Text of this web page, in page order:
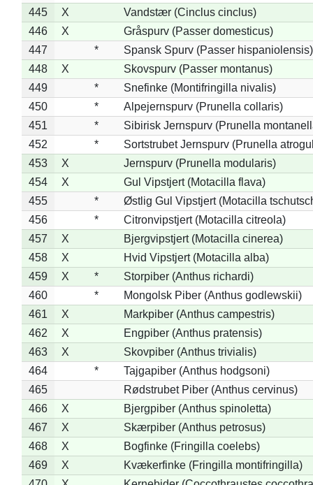
445
X
Vandstær (Cinclus cinclus)
446
X
Gråspurv (Passer domesticus)
447
*
Spansk Spurv (Passer hispaniolensis)
448
X
Skovspurv (Passer montanus)
449
*
Snefinke (Montifringilla nivalis)
450
*
Alpejernspurv (Prunella collaris)
451
*
Sibirisk Jernspurv (Prunella
452
*
Sortstrubet Jernspurv (Prunella
453
X
Jernspurv (Prunella modularis)
454
X
Gul Vipstjert (Motacilla flava)
455
*
Østlig Gul Vipstjert (Motacilla
456
*
Citronvipstjert (Motacilla citreola)
457
X
Bjergvipstjert (Motacilla cinerea)
458
X
Hvid Vipstjert (Motacilla alba)
459
X *
Storpiber (Anthus richardi)
460
*
Mongolsk Piber (Anthus godlewskii)
461
X
Markpiber (Anthus campestris)
462
X
Engpiber (Anthus pratensis)
463
X
Skovpiber (Anthus trivialis)
464
*
Tajgapiber (Anthus hodgsoni)
465
Rødstrubet Piber (Anthus cervinus)
466
X
Bjergpiber (Anthus spinoletta)
467
X
Skærpiber (Anthus petrosus)
468
X
Bogfinke (Fringilla coelebs)
469
X
Kvækerfinke (Fringilla montifringilla)